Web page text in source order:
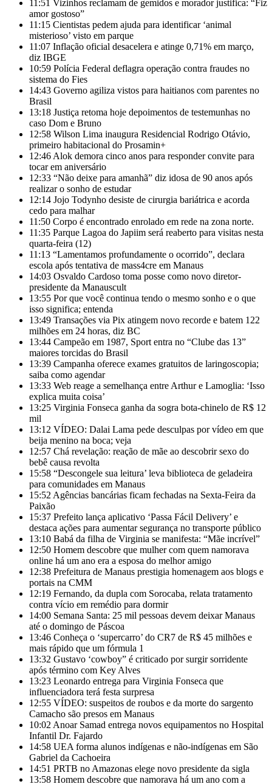
11:51 Vizinhos reclamam de gemidos e morador justifica: “Fiz
amor gostoso”
11:15 Cientistas pedem ajuda para identificar ‘animal
misterioso’ visto em parque
11:07 Inflação oficial desacelera e atinge 0,71% em março,
diz IBGE
10:59 Polícia Federal deflagra operação contra fraudes no
sistema do Fies
14:43 Governo agiliza vistos para haitianos com parentes no
Brasil
13:18 Justiça retoma hoje depoimentos de testemunhas no
caso Dom e Bruno
12:58 Wilson Lima inaugura Residencial Rodrigo Otávio,
primeiro habitacional do Prosamin+
12:46 Alok demora cinco anos para responder convite para
tocar em aniversário
12:33 “Não deixe para amanhã” diz idosa de 90 anos após
realizar o sonho de estudar
12:14 Jojo Todynho desiste de cirurgia bariátrica e acorda
cedo para malhar
11:50 Corpo é encontrado enrolado em rede na zona norte.
11:35 Parque Lagoa do Japiim será reaberto para visitas nesta
quarta-feira (12)
11:13 “Lamentamos profundamente o ocorrido”, declara
escola após tentativa de mass4cre em Manaus
14:03 Osvaldo Cardoso toma posse como novo diretor-
presidente da Manauscult
13:55 Por que você continua tendo o mesmo sonho e o que
isso significa; entenda
13:49 Transações via Pix atingem novo recorde e batem 122
milhões em 24 horas, diz BC
13:44 Campeão em 1987, Sport entra no “Clube das 13”
maiores torcidas do Brasil
13:39 Campanha oferece exames gratuitos de laringoscopia;
saiba como agendar
13:33 Web reage a semelhança entre Arthur e Lamoglia: ‘Isso
explica muita coisa’
13:25 Virginia Fonseca ganha da sogra bota-chinelo de R$ 12
mil
13:12 VÍDEO: Dalai Lama pede desculpas por vídeo em que
beija menino na boca; veja
12:57 Chá revelação: reação de mãe ao descobrir sexo do
bebê causa revolta
15:58 “Descongele sua leitura’ leva biblioteca de geladeira
para comunidades em Manaus
15:52 Agências bancárias ficam fechadas na Sexta-Feira da
Paixão
15:37 Prefeito lança aplicativo ‘Passa Fácil Delivery’ e
destaca ações para aumentar segurança no transporte público
13:10 Babá da filha de Virginia se manifesta: “Mãe incrível”
12:50 Homem descobre que mulher com quem namorava
online há um ano era a esposa do melhor amigo
12:38 Prefeitura de Manaus prestigia homenagem aos blogs e
portais na CMM
12:19 Fernando, da dupla com Sorocaba, relata tratamento
contra vício em remédio para dormir
14:00 Semana Santa: 25 mil pessoas devem deixar Manaus
até o domingo de Páscoa
13:46 Conheça o ‘supercarro’ do CR7 de R$ 45 milhões e
mais rápido que um fórmula 1
13:32 Gustavo ‘cowboy” é criticado por surgir sorridente
após término com Key Alves
13:23 Leonardo entrega para Virginia Fonseca que
influenciadora terá festa surpresa
12:55 VÍDEO: suspeitos de roubos e da morte do sargento
Camacho são presos em Manaus
10:02 Anoar Samad entrega novos equipamentos no Hospital
Infantil Dr. Fajardo
14:58 UEA forma alunos indígenas e não-indígenas em São
Gabriel da Cachoeira
14:51 PRTB no Amazonas elege novo presidente da sigla
13:58 Homem descobre que namorava há um ano com a